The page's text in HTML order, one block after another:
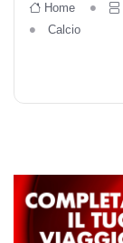
Home
Calcio